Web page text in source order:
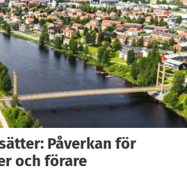
Påverkan för
och förare